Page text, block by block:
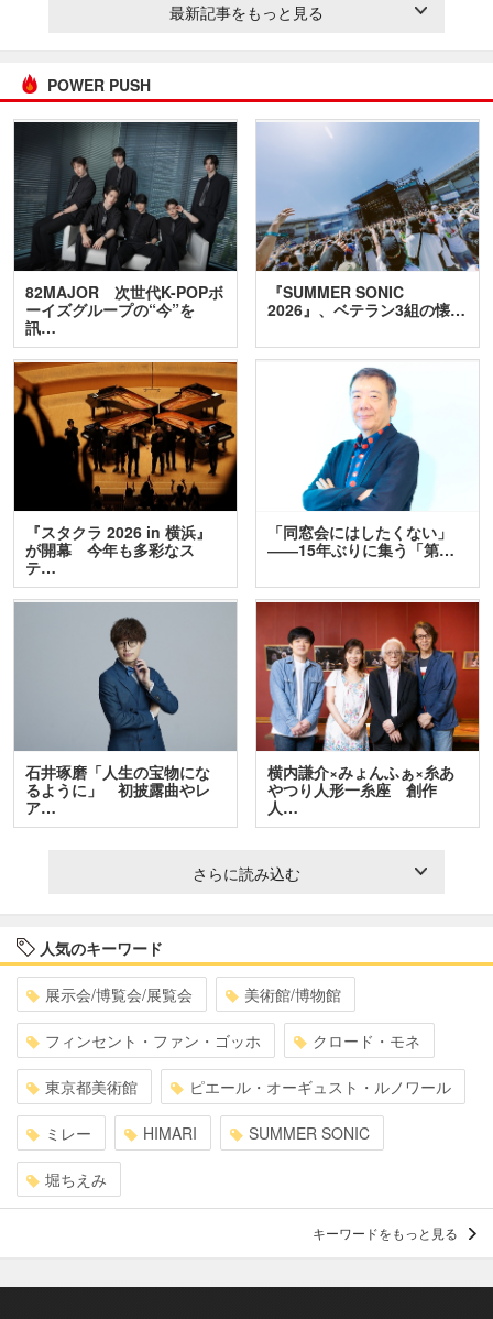
最新記事をもっと見る
POWER PUSH
82MAJOR 次世代K-POPボ
ーイズグループの“今”を
訊…
『SUMMER SONIC
2026』、ベテラン3組の懐…
『スタクラ 2026 in 横浜』
が開幕 今年も多彩なス
テ…
「同窓会にはしたくない」
――15年ぶりに集う「第…
石井琢磨「人生の宝物にな
るように」 初披露曲やレ
ア…
横内謙介×みょんふぁ×糸あ
やつり人形一糸座 創作
人…
さらに読み込む
人気のキーワード
展示会/博覧会/展覧会 美術館/博物館
フィンセント・ファン・ゴッホ クロード・モネ
東京都美術館 ピエール・オーギュスト・ルノワール
ミレー HIMARI SUMMER SONIC
堀ちえみ
キーワードをもっと見る